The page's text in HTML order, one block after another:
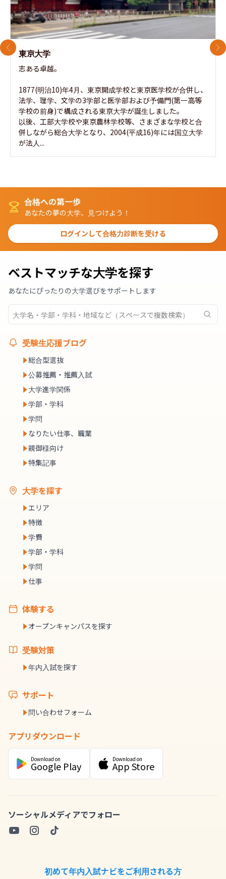
東京大学
志ある卓越。
1877(明治10)年4月、東京開成学校と東京医学校が合併し、
法学、理学、文学の3学部と医学部および予備門(第一高等
学校の前身)で構成される東京大学が誕生しました。
以後、工部大学校や東京農林学校等、さまざまな学校と合
併しながら総合大学となり、2004(平成16)年には国立大学
が法人...
前のスライド 次
合格への第一歩
あなたの夢の大学、見つけよう！
ログインして合格力診断を受ける
ベストマッチな大学を探す
あなたにぴったりの大学選びをサポートします
受験生応援ブログ
総合型選抜
公募推薦・推薦入試
大学進学関係
学部・学科
学問
なりたい仕事、職業
親御様向け
特集記事
大学を探す
エリア
特徴
学費
学部・学科
学問
仕事
体験する
オープンキャンパスを探す
受験対策
年内入試を探す
サポート
問い合わせフォーム
アプリダウンロード
Download on
Google Play
Download on
App Store
ソーシャルメディアでフォロー
初めて年内入試ナビをご利用される方